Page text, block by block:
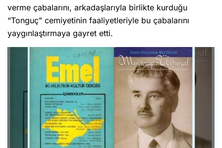
verme çabalarını, arkadaşlarıyla birlikte kurduğu
“Tonguç” cemiyetinin faaliyetleriyle bu çabalarını
yaygınlaştırmaya gayret etti.